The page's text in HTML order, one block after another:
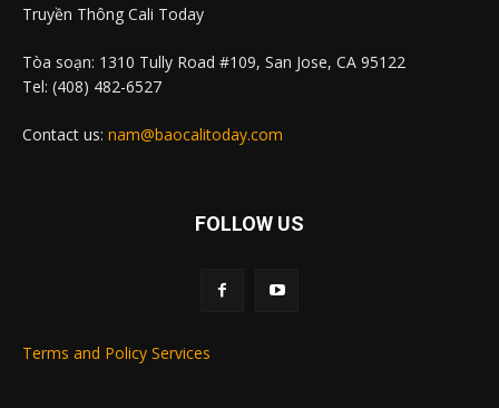
Truyền Thông Cali Today
Tòa soạn: 1310 Tully Road #109, San Jose, CA 95122
Tel: (408) 482-6527
Contact us: nam@baocalitoday.com
FOLLOW US
Terms and Policy Services